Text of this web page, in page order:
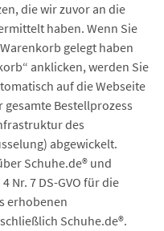
die wir zuvor an die
haben. Wenn Sie
gelegt haben
anklicken, werden Sie
auf die Webseite
Bestellprozess
des
abgewickelt.
Schuhe.de® und
Nr. 7 DS-GVO für die
erhobenen
Schuhe.de®.